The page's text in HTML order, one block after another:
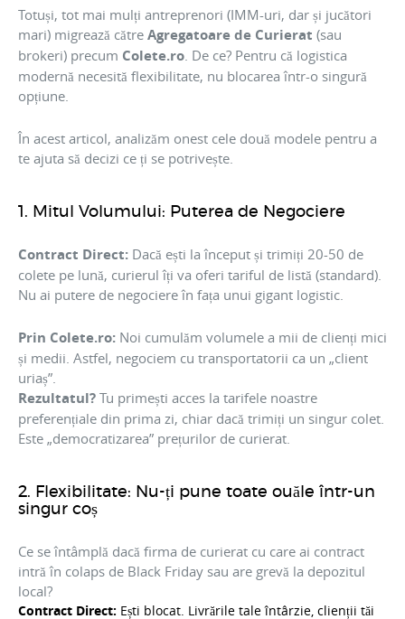
Totuși, tot mai mulți antreprenori (IMM-uri, dar și jucători
mari) migrează către Agregatoare de Curierat (sau
brokeri) precum Colete.ro. De ce? Pentru că logistica
modernă necesită flexibilitate, nu blocarea într-o singură
opțiune.
În acest articol, analizăm onest cele două modele pentru a
te ajuta să decizi ce ți se potrivește.
1. Mitul Volumului: Puterea de Negociere
Contract Direct: Dacă ești la început și trimiți 20-50 de
colete pe lună, curierul îți va oferi tariful de listă (standard).
Nu ai putere de negociere în fața unui gigant logistic.
Prin Colete.ro: Noi cumulăm volumele a mii de clienți mici
și medii. Astfel, negociem cu transportatorii ca un „client
uriaș”.
Rezultatul? Tu primești acces la tarifele noastre
preferențiale din prima zi, chiar dacă trimiți un singur colet.
Este „democratizarea” prețurilor de curierat.
2. Flexibilitate: Nu-ți pune toate ouăle într-un
singur coș
Ce se întâmplă dacă firma de curierat cu care ai contract
intră în colaps de Black Friday sau are grevă la depozitul
local?
Contract Direct: Ești blocat. Livrările tale întârzie, clienții tăi